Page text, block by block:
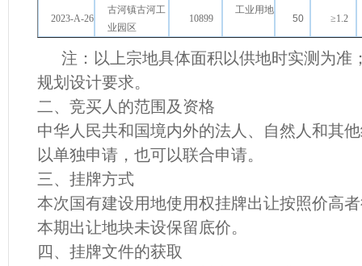
2023-A-26
古河镇古河工
业园区
10899
工业用地
50 ≥1.2
注：以上宗地具体面积以供地时实测为准
规划设计要求。
二、竞买人的范围及资格
中华人民共和国境内外的法人、自然人和其
以单独申请，也可以联合申请。
三、挂牌方式
本次国有建设用地使用权挂牌出让按照价高
本期出让地块未设保留底价。
四、挂牌文件的获取